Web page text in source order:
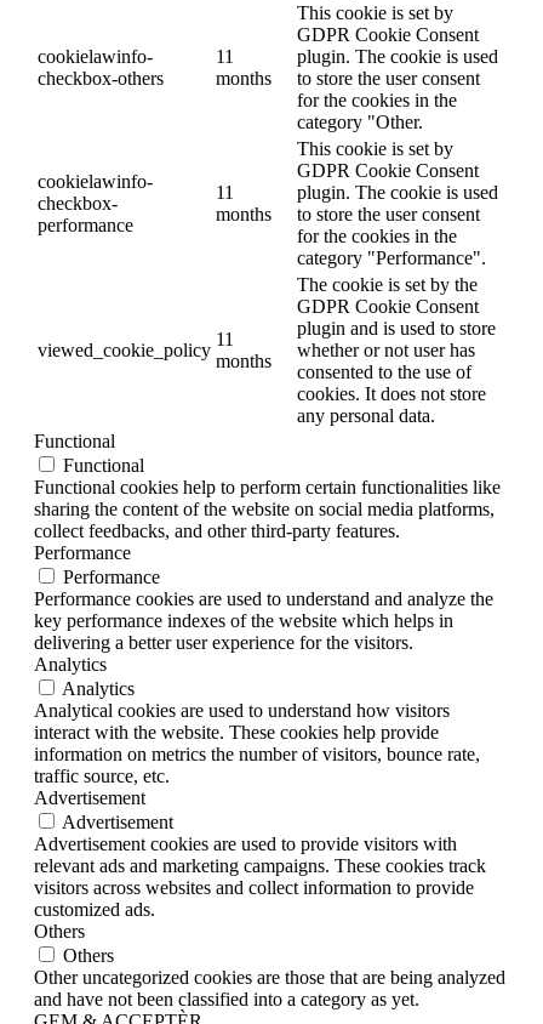
cookielawinfo-
checkbox-others
11
months
This cookie is set by
GDPR Cookie Consent
plugin. The cookie is used
to store the user consent
for the cookies in the
category "Other.
cookielawinfo-
checkbox-
performance
11
months
This cookie is set by
GDPR Cookie Consent
plugin. The cookie is used
to store the user consent
for the cookies in the
category "Performance".
viewed_cookie_policy
11
months
The cookie is set by the
GDPR Cookie Consent
plugin and is used to store
whether or not user has
consented to the use of
cookies. It does not store
any personal data.
Functional
Functional
Functional cookies help to perform certain functionalities like
sharing the content of the website on social media platforms,
collect feedbacks, and other third-party features.
Performance
Performance
Performance cookies are used to understand and analyze the
key performance indexes of the website which helps in
delivering a better user experience for the visitors.
Analytics
Analytics
Analytical cookies are used to understand how visitors
interact with the website. These cookies help provide
information on metrics the number of visitors, bounce rate,
traffic source, etc.
Advertisement
Advertisement
Advertisement cookies are used to provide visitors with
relevant ads and marketing campaigns. These cookies track
visitors across websites and collect information to provide
customized ads.
Others
Others
Other uncategorized cookies are those that are being analyzed
and have not been classified into a category as yet.